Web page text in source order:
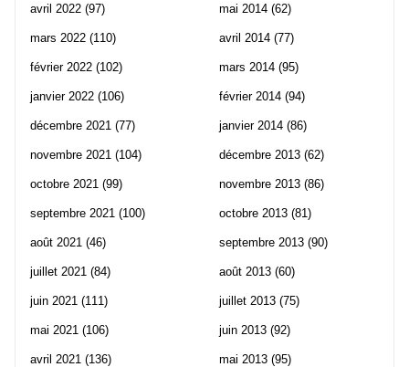
avril 2022 (97)
mars 2022 (110)
février 2022 (102)
janvier 2022 (106)
décembre 2021 (77)
novembre 2021 (104)
octobre 2021 (99)
septembre 2021 (100)
août 2021 (46)
juillet 2021 (84)
juin 2021 (111)
mai 2021 (106)
avril 2021 (136)
mai 2014 (62)
avril 2014 (77)
mars 2014 (95)
février 2014 (94)
janvier 2014 (86)
décembre 2013 (62)
novembre 2013 (86)
octobre 2013 (81)
septembre 2013 (90)
août 2013 (60)
juillet 2013 (75)
juin 2013 (92)
mai 2013 (95)